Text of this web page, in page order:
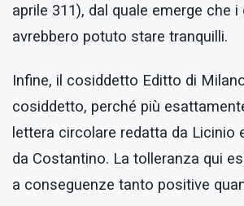
aprile 311), dal quale emerge che i
avrebbero potuto stare tranquilli.
Infine, il cosiddetto Editto di
cosiddetto, perché più
lettera circolare redatta da Licinio
da Costantino. La tolleranza qui
a conseguenze tanto positive